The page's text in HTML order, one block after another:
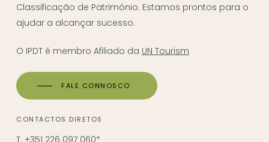
Classificação de Património. Estamos prontos para o
ajudar a alcançar sucesso.
O IPDT é membro Afiliado da UN Tourism
FALE CONNOSCO
CONTACTOS DIRETOS
T. +351 226 097 060*